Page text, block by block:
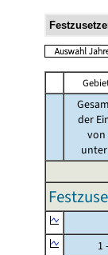
der
von
unter
1 -